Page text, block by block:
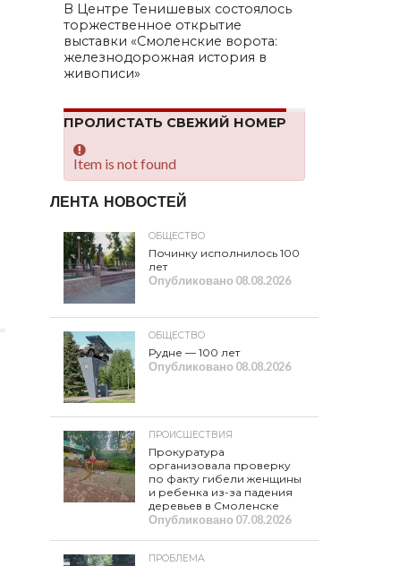
В Центре Тенишевых состоялось
торжественное открытие
выставки «Смоленские ворота:
железнодорожная история в
живописи»
ПРОЛИСТАТЬ СВЕЖИЙ НОМЕР
Item is not found
ЛЕНТА НОВОСТЕЙ
ОБЩЕСТВО
Починку исполнилось 100
лет
Опубликовано08.08.2026
ОБЩЕСТВО
Рудне — 100 лет
Опубликовано08.08.2026
ПРОИСШЕСТВИЯ
Прокуратура
организовала проверку
по факту гибели женщины
и ребенка из-за падения
деревьев в Смоленске
Опубликовано07.08.2026
ПРОБЛЕМА